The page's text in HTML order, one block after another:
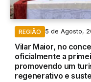
REGIÃO 5 de Agosto,
Vilar Maior, no
oficialmente a
promovendo um
regenerativo e